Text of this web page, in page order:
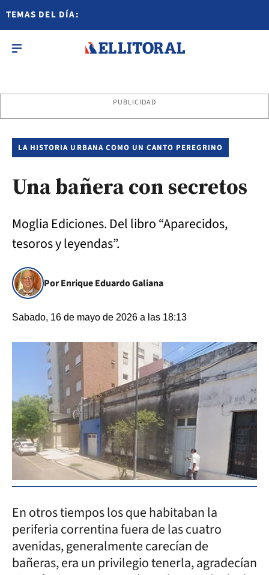
TEMAS DEL DÍA:
PUBLICIDAD
LA HISTORIA URBANA COMO UN CANTO PEREGRINO
Una bañera con secretos
Moglia Ediciones. Del libro “Aparecidos,
tesoros y leyendas”.
Por Enrique Eduardo Galiana
Sabado, 16 de mayo de 2026 a las 18:13
En otros tiempos los que habitaban la
periferia correntina fuera de las cuatro
avenidas, generalmente carecían de
bañeras, era un privilegio tenerla, agradecían